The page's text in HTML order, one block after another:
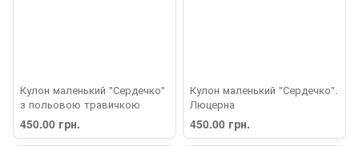
Кулон маленький "Сердечко"
з польовою травичкою
450.00 грн.
Кулон маленький "Сердечко".
Люцерна
450.00 грн.